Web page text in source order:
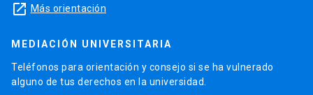
launch Más orientación
MEDIACIÓN UNIVERSITARIA
Teléfonos para orientación y consejo si se ha vulnerado
alguno de tus derechos en la universidad.